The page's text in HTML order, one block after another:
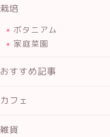
栽培
ボタニアム
家庭菜園
おすすめ記事
カフェ
雑貨